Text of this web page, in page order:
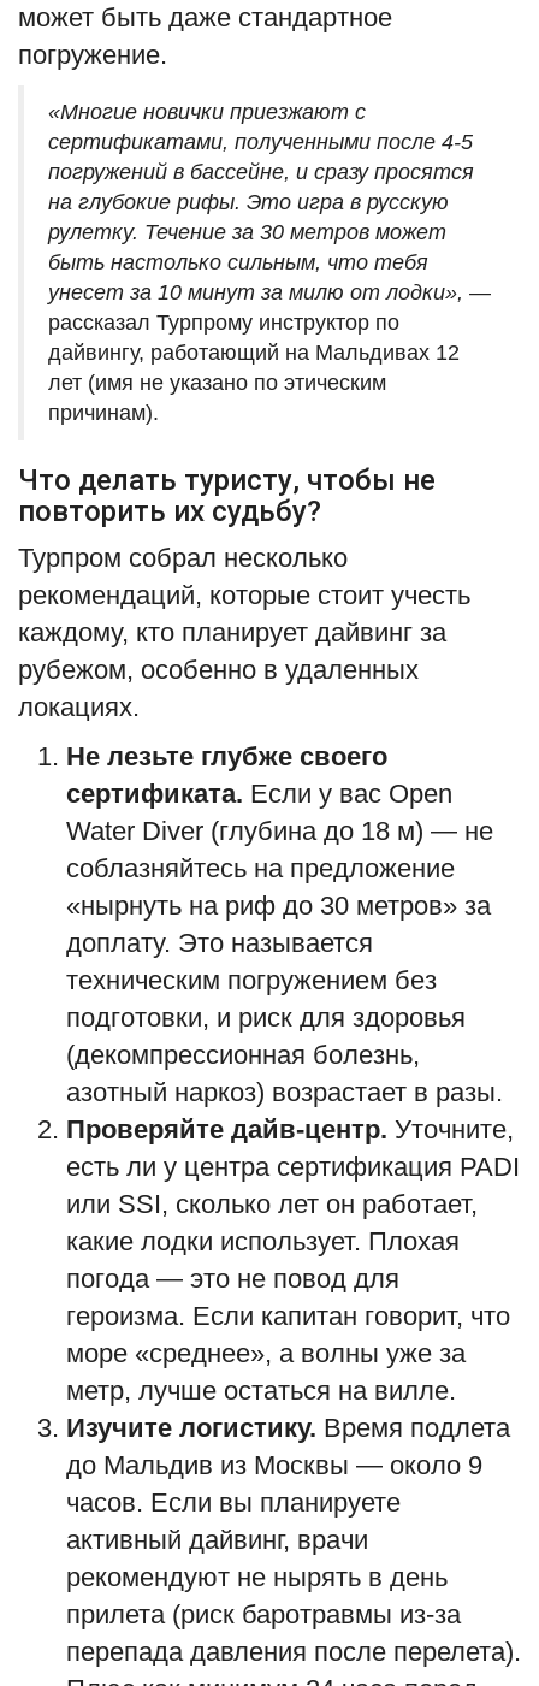
может быть даже стандартное
погружение.
«Многие новички приезжают с
сертификатами, полученными после 4-5
погружений в бассейне, и сразу просятся
на глубокие рифы. Это игра в русскую
рулетку. Течение за 30 метров может
быть настолько сильным, что тебя
унесет за 10 минут за милю от лодки», —
рассказал Турпрому инструктор по
дайвингу, работающий на Мальдивах 12
лет (имя не указано по этическим
причинам).
Что делать туристу, чтобы не
повторить их судьбу?
Турпром собрал несколько
рекомендаций, которые стоит учесть
каждому, кто планирует дайвинг за
рубежом, особенно в удаленных
локациях.
Не лезьте глубже своего
сертификата. Если у вас Open
Water Diver (глубина до 18 м) — не
соблазняйтесь на предложение
«нырнуть на риф до 30 метров» за
доплату. Это называется
техническим погружением без
подготовки, и риск для здоровья
(декомпрессионная болезнь,
азотный наркоз) возрастает в разы.
Проверяйте дайв-центр. Уточните,
есть ли у центра сертификация PADI
или SSI, сколько лет он работает,
какие лодки использует. Плохая
погода — это не повод для
героизма. Если капитан говорит, что
море «среднее», а волны уже за
метр, лучше остаться на вилле.
Изучите логистику. Время подлета
до Мальдив из Москвы — около 9
часов. Если вы планируете
активный дайвинг, врачи
рекомендуют не нырять в день
прилета (риск баротравмы из-за
перепада давления после перелета).